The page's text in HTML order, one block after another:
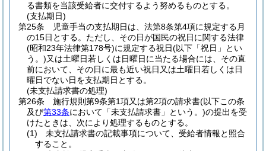
る書類を当該受給者に交付するよう努めるものとする。
(支払期日)
第25条
児童手当の支払期日は、法第8条第4項に規定する月
の15日とする。 ただし、その日が国民の祝日に関する法律
(昭和23年法律第178号)に規定する祝日(以下「祝日」とい
う。)又は土曜日若しくは日曜日に当たる場合には、その直
前において、その日に最も近い祝日又は土曜日若しくは日
曜日でない日を支払期日とする。
(未支払請求書の処理)
第26条
施行規則第9条第1項又は第2項の請求書(以下この条
及び第33条において「未支払請求書」という。)の提出を受
けたときは、次により処理するものとする。
(1)
未支払請求書の記載事項について、受給者情報と照合
すること。